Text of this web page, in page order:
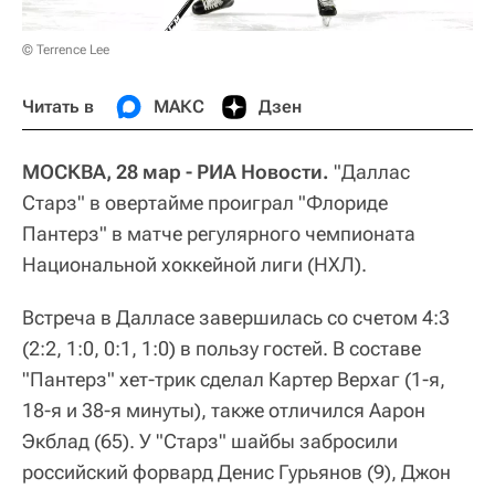
© Terrence Lee
Читать в МАКС Дзен
МОСКВА, 28 мар - РИА Новости. "Даллас
Старз" в овертайме проиграл "Флориде
Пантерз" в матче регулярного чемпионата
Национальной хоккейной лиги (НХЛ).
Встреча в Далласе завершилась со счетом 4:3
(2:2, 1:0, 0:1, 1:0) в пользу гостей. В составе
"Пантерз" хет-трик сделал Картер Верхаг (1-я,
18-я и 38-я минуты), также отличился Аарон
Экблад (65). У "Старз" шайбы забросили
российский форвард Денис Гурьянов (9), Джон